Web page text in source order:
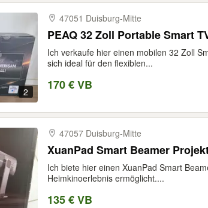
2
47051 Duisburg-​Mitte
PEAQ 32 Zoll Portable Smart
Ich verkaufe hier einen mobilen 32 Zoll
sich ideal für den flexiblen...
170 € VB
47057 Duisburg-​Mitte
XuanPad Smart Beamer
Ich biete hier einen XuanPad Smart
Heimkinoerlebnis ermöglicht....
135 € VB